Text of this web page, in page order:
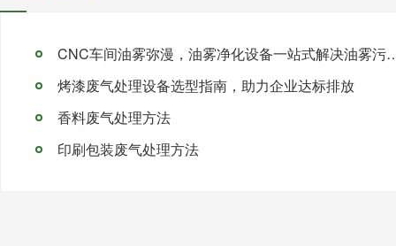
CNC车间油雾弥漫，油
烤漆废气处理设备选型指南，助力企业达标排放
香料废气处理方法
印刷包装废气处理方法